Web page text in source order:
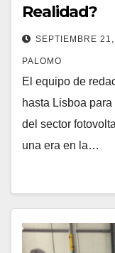
Realidad?
SEPTIEMBRE
PALOMO
El equipo de
hasta Lisboa
del sector
una era en la…